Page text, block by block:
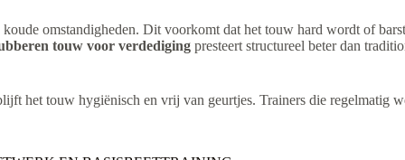
omstandigheden. Dit voorkomt dat het touw hard wordt of
touw voor verdediging presteert structureel beter dan
het touw hygiënisch en vrij van geurtjes. Trainers die regelmatig